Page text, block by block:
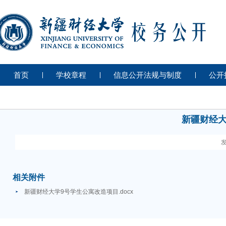
首页 学校章程 信息公开法规与制度 公开
新疆财经
相关附件
新疆财经大学9号学生公寓改造项目.docx